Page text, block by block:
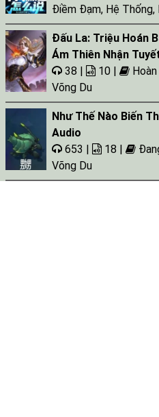
Điềm Đạm, Hệ Thống,
Đấu La: Triệu Hoán
Ám Thiên Nhận
38 |
10 |
Võng Du
Như Thế Nào Biến
Audio
653 |
18 |
Võng Du